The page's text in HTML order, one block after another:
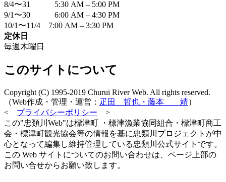
8/4〜31 5:30 AM – 5:00 PM
9/1〜30 6:00 AM – 4:30 PM
10/1〜11/4 7:00 AM – 3:30 PM
定休日
毎週木曜日
このサイトについて
Copyright (C) 1995-2019 Churui River Web. All rights reserved.
（Web作成・管理・運営： 疋田 哲也・藤本 靖）
< プライバシーポリシー >
この"忠類川Web"は標津町 ・標津漁業協同組合・標津町商工
会・標津町観光協会等の情報を基に忠類川プロジェクトが中
心となって編集し維持管理している忠類川公式サイトです。
この Web サイトについてのお問い合わせは、ページ上部の
お問い合せからお願い致します。